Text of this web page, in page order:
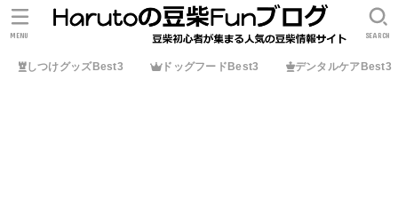
しつけグッズBest3 ドッグフードBest3 デンタルケアBest3
SEARCH
MENU